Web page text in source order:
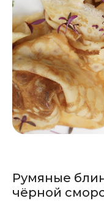
Румяные
чёрной